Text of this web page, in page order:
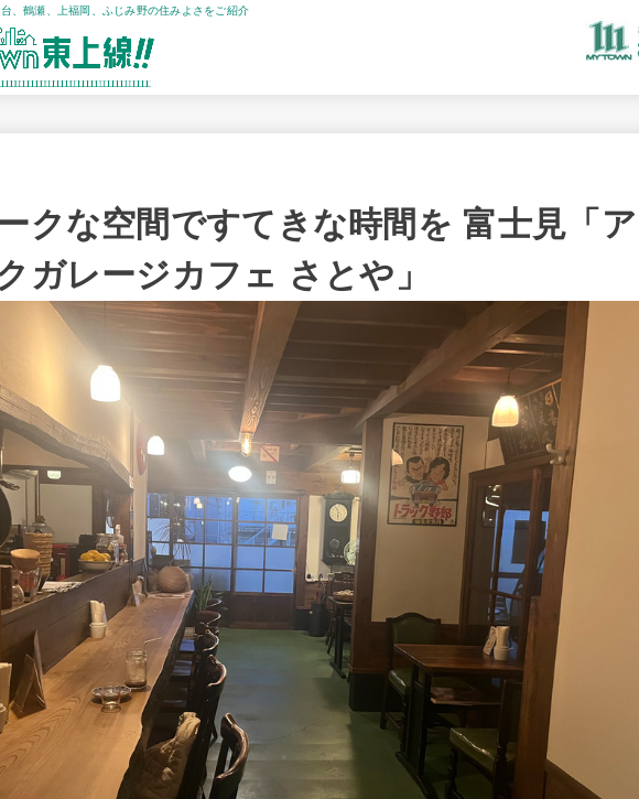
、鶴瀬、上福岡、ふじみ野の住みよさをご紹介
クな空間ですてきな時間を 富士見「ア
ガレージカフェ さとや」